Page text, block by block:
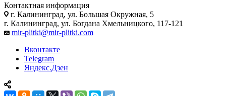
Контактная информация
г. Калининград, ул. Большая Окружная, 5
г. Калининград, ул. Богдана Хмельницкого, 117-121
mir-plitki@mir-plitki.com
Вконтакте
Telegram
Яндекс.Дзен